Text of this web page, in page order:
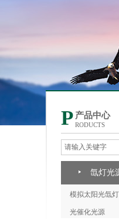
P 产品中心
RODUCTS
氙灯光
模拟太阳光氙灯
光催化光源